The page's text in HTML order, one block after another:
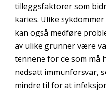
tilleggsfaktorer som
karies. Ulike
kan også medføre
av ulike grunner være
tennene for de som må
nedsatt immunforsvar,
mindre til for at